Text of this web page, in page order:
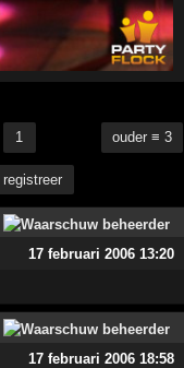
1 ouder ≡ 3
registreer
17 februari 2006 13:20
17 februari 2006 18:58